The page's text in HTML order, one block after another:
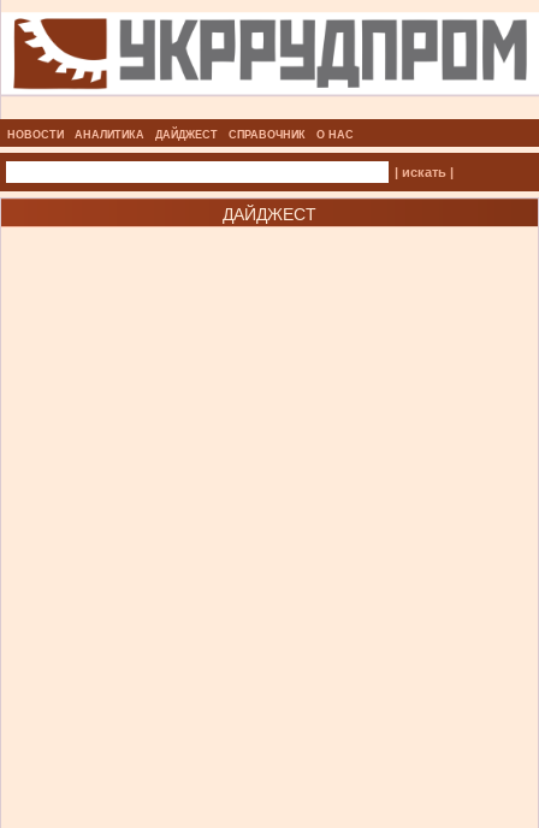
НОВОСТИ АНАЛИТИКА ДАЙДЖЕСТ СПРАВОЧНИК О НАС
| искать |
ДАЙДЖЕСТ